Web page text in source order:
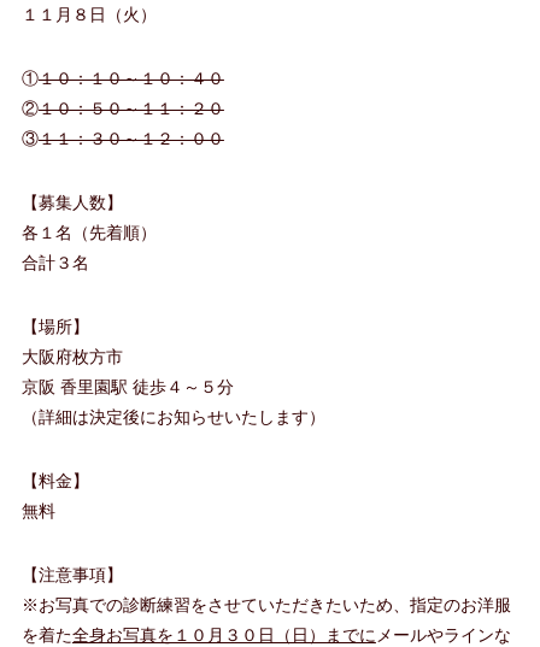
１１月８日（火）
①１０：１０～１０：４０
②１０：５０～１１：２０
③１１：３０～１２：００
【募集人数】
各１名（先着順）
合計３名
【場所】
大阪府枚方市
京阪 香里園駅 徒歩４～５分
（詳細は決定後にお知らせいたします）
【料金】
無料
【注意事項】
※お写真での診断練習をさせていただきたいため、指定のお洋服
を着た全身お写真を１０月３０日（日）までにメールやラインな